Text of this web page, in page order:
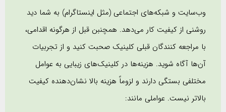
وب‌سایت و شبکه‌های اجتماعی (مثل اینستاگرام) به شما دید
روشنی از کیفیت کار می‌دهد. همچنبن قبل از هرگونه اقدامی،
با مراجعه کنندگان قبلی کلینیک صحبت کنید و از تجربیات
آن‌ها آگاه شوید. هزینه‌ها در کلینیک‌های زیبایی به عوامل
مختلفی بستگی دارند و لزوماً هزینه بالا نشان‌دهنده کیفیت
بالاتر نیست. عواملی مانند: